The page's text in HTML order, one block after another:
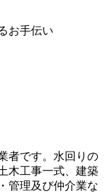
お手伝い
者です。水回りの
木工事一式、建築
管理及び仲介業な